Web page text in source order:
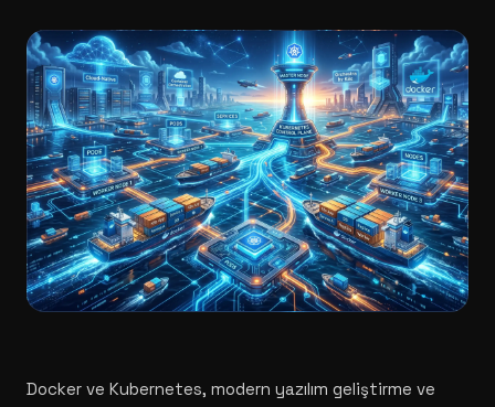
Docker ve Kubernetes, modern yazılım geliştirme ve